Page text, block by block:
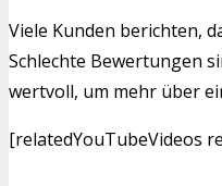
Viele Kunden berichten,
Schlechte Bewertungen
wertvoll, um mehr über
[relatedYouTubeVideos